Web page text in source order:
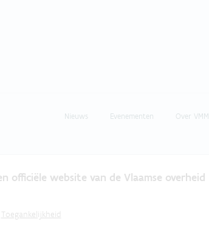
Nieuws Evenementen Over VMM
officiële website van de Vlaamse overheid
Toegankelijkheid